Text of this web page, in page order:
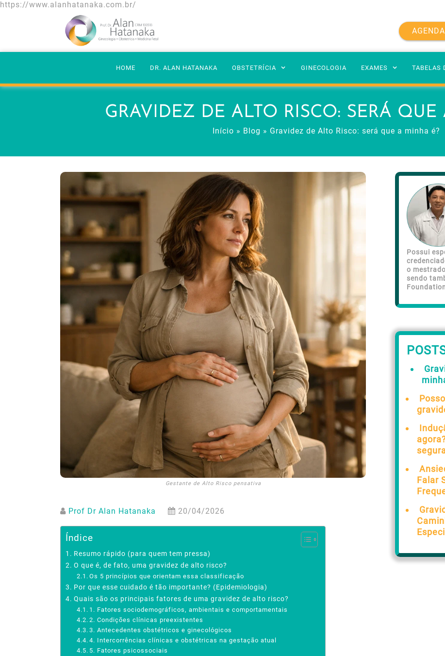
https://www.alanhatanaka.com.br/
HOME DR. ALAN HATANAKA OBSTETRÍCIA GINECOLOGIA EXAMES TABELAS
GRAVIDEZ DE ALTO RISCO: SERÁ
Início » Blog » Gravidez de Alto Risco: será que a minha é?
Gestante de Alto Risco pensativa
Prof Dr Alan Hatanaka 20/04/2026
Índice
Resumo rápido (para quem tem pressa)
O que é, de fato, uma gravidez de alto risco?
Os 5 princípios que orientam essa classificação
Por que esse cuidado é tão importante? (Epidemiologia)
Quais são os principais fatores de uma gravidez de alto risco?
1. Fatores sociodemográficos, ambientais e comportamentais
2. Condições clínicas preexistentes
3. Antecedentes obstétricos e ginecológicos
4. Intercorrências clínicas e obstétricas na gestação atual
5. Fatores psicossociais
Possui
o
sendo
Falar